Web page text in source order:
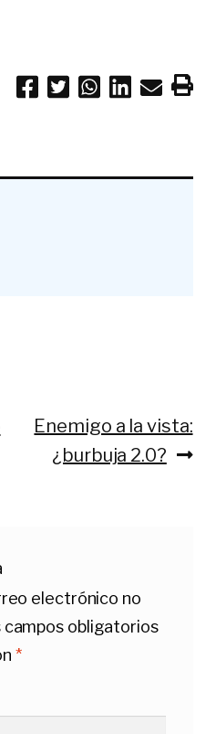
Siguiente:
Enemigo a la vista:
¿burbuja 2.0?
electrónico no
campos obligatorios
*